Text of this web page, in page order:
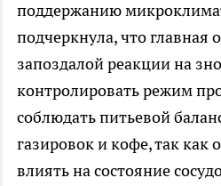
поддержанию
подчеркнула, что главная
запоздалой реакции на
контролировать режим
соблюдать питьевой
газировок и кофе, так как
влиять на состояние